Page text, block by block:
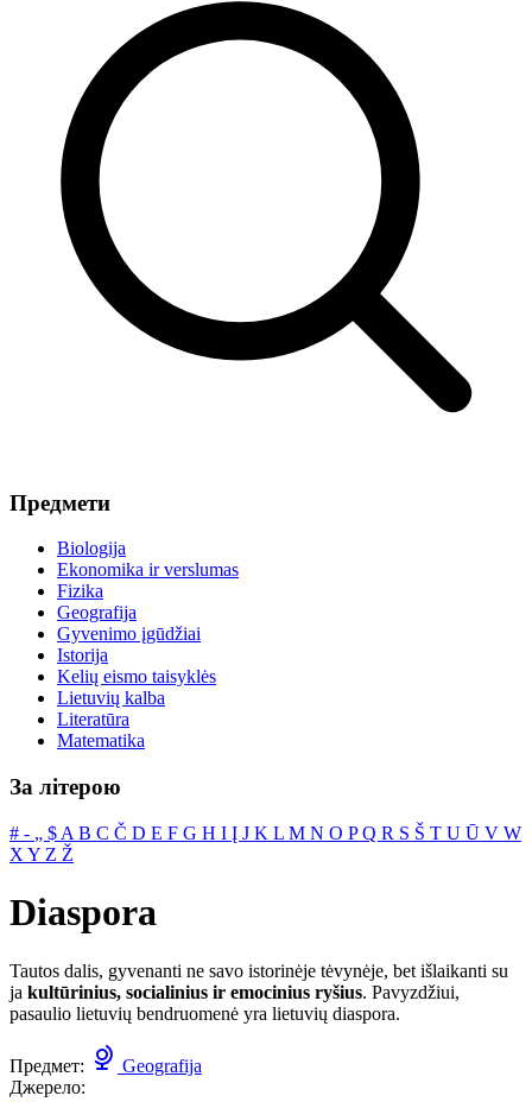
Предмети
Biologija
Ekonomika ir verslumas
Fizika
Geografija
Gyvenimo įgūdžiai
Istorija
Kelių eismo taisyklės
Lietuvių kalba
Literatūra
Matematika
За літерою
# ‐ „ $ A B C Č D E F G H I Į J K L M N O PQ R S Š T U Ū V W
X Y Z Ž
Diaspora
Tautos dalis, gyvenanti ne savo istorinėje tėvynėje, bet išlaikanti su
ja kultūrinius, socialinius ir emocinius ryšius. Pavyzdžiui,
pasaulio lietuvių bendruomenė yra lietuvių diaspora.
Предмет:
Geografija
Джерело: